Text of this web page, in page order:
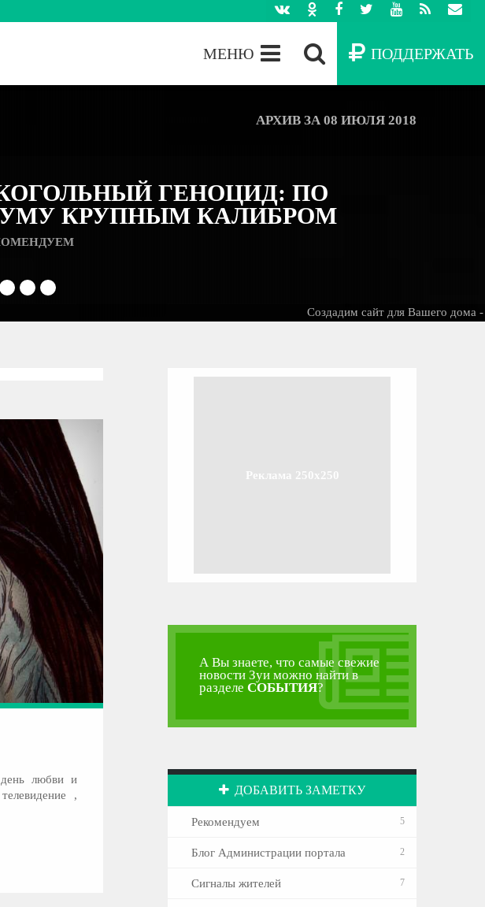
ПОДДЕРЖАТЬ
МЕНЮ
АРХИВ ЗА 08 ИЮЛЯ 2018
ГЕНОЦИД: ПО
КРУПНЫМ КАЛИБРОМ
2 3 4
Создадим сайт для Вашего дома -
день любви и
,
Реклама 250x250
А Вы знаете, что самые свежие
новости Зуи можно найти в
разделеСОБЫТИЯ?
ДОБАВИТЬ ЗАМЕТКУ
Рекомендуем 5
Блог Администрации портала 2
Сигналы жителей 7